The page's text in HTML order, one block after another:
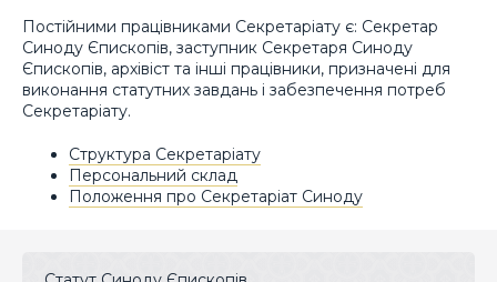
Постійними працівниками Секретаріату є: Секретар
Синоду Єпископів, заступник Секретаря Синоду
Єпископів, архівіст та інші працівники, призначені для
виконання статутних завдань і забезпечення потреб
Секретаріату.
Структура Секретаріату
Персональний склад
Положення про Секретаріат Синоду